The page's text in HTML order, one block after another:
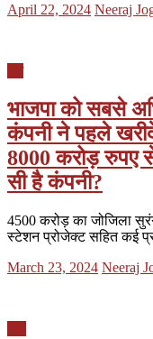
Posted
April 22, 2024 Author
Neeraj
भाजपा को सबसे
कंपनी ने पहले खरीदे
8000 करोड़ रुपए
सी है कंपनी?
4500 करोड़ का जोजिला
स्टेशन प्रोजेक्ट सहित कई
Posted
March 23, 2024 Author
Neeraj